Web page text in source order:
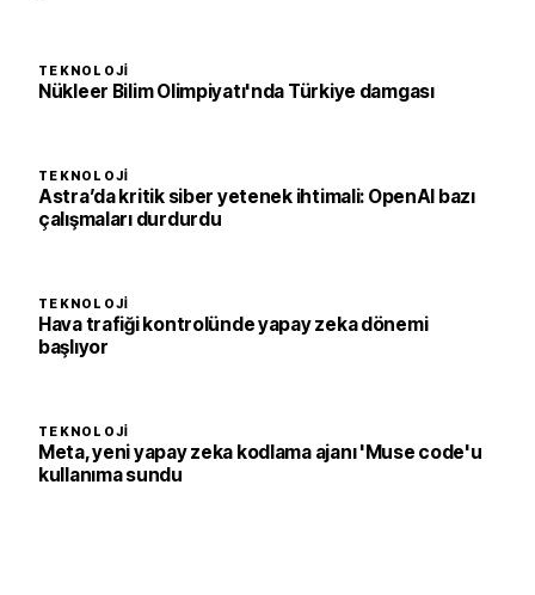
TEKNOLOJI
Nükleer Bilim Olimpiyatı'nda Türkiye damgası
TEKNOLOJI
Astra’da kritik siber yetenek ihtimali: OpenAI bazı
çalışmaları durdurdu
TEKNOLOJI
Hava trafiği kontrolünde yapay zeka dönemi
başlıyor
TEKNOLOJI
Meta, yeni yapay zeka kodlama ajanı 'Muse code'u
kullanıma sundu